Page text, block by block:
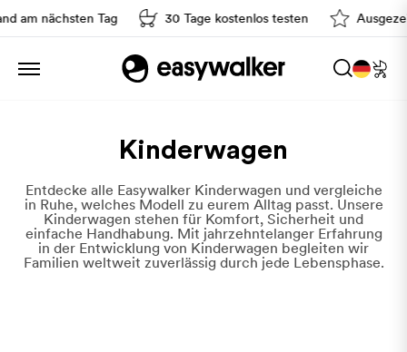
am nächsten Tag 30 Tage kostenlos testen
Kinderwagen
Entdecke alle Easywalker Kinderwagen und vergleiche
in Ruhe, welches Modell zu eurem Alltag passt. Unsere
Kinderwagen stehen für Komfort, Sicherheit und
einfache Handhabung. Mit jahrzehntelanger Erfahrung
in der Entwicklung von Kinderwagen begleiten wir
Familien weltweit zuverlässig durch jede Lebensphase.